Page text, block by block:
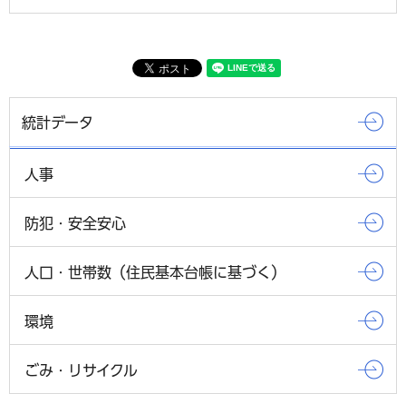
統計データ
人事
防犯・安全安心
人口・世帯数（住民基本台帳に基づく）
環境
ごみ・リサイクル